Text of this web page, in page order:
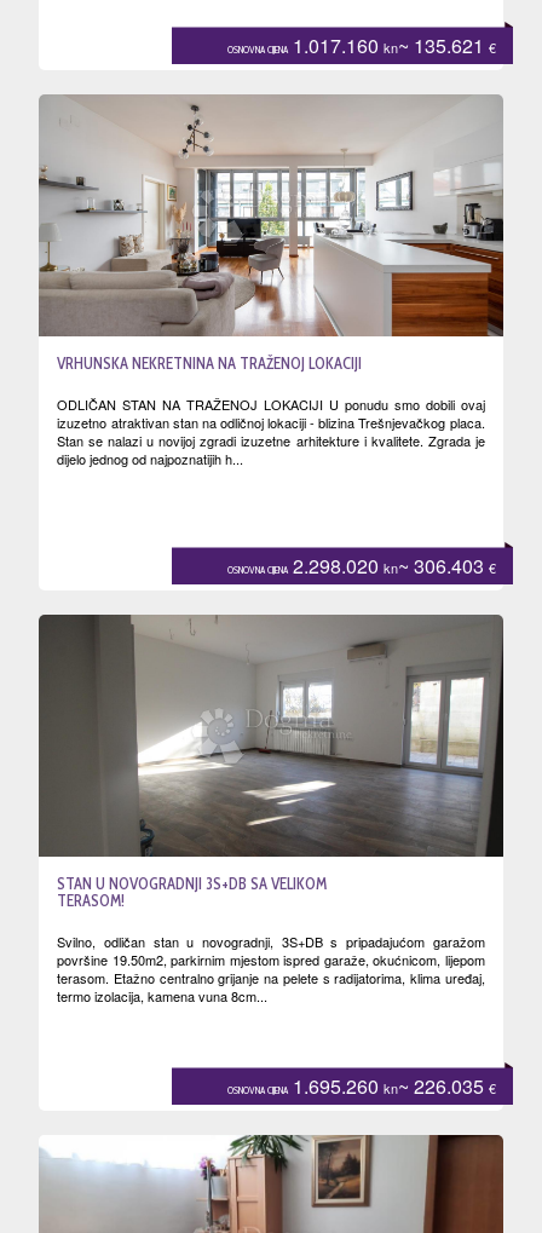
OSNOVNA CIJENA 1.017.160 kn~ 135.621 €
VRHUNSKA NEKRETNINA NA TRAŽENOJ LOKACIJI
ODLIČAN STAN NA TRAŽENOJ LOKACIJI U ponudu smo dobili ovaj
izuzetno atraktivan stan na odličnoj lokaciji - blizina Trešnjevačkog placa.
Stan se nalazi u novijoj zgradi izuzetne arhitekture i kvalitete. Zgrada je
dijelo jednog od najpoznatijih h...
OSNOVNA CIJENA 2.298.020 kn~ 306.403 €
STAN U NOVOGRADNJI 3S+DB SA VELIKOM
TERASOM!
Svilno, odličan stan u novogradnji, 3S+DB s pripadajućom garažom
površine 19.50m2, parkirnim mjestom ispred garaže, okućnicom, lijepom
terasom. Etažno centralno grijanje na pelete s radijatorima, klima uređaj,
termo izolacija, kamena vuna 8cm...
OSNOVNA CIJENA 1.695.260 kn~ 226.035 €